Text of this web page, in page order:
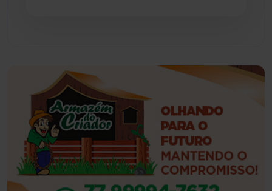
Ibiassucê (167)
Ibicoara (221)
Ibipitanga
Ibitiara (32)